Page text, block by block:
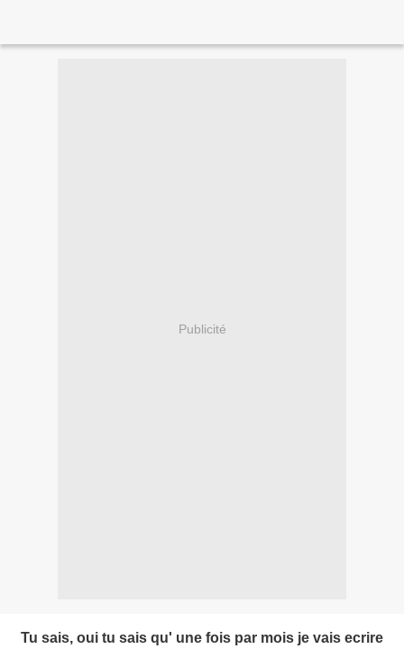
Publicité
Tu sais, oui tu sais qu' une fois par mois je vais ecrire